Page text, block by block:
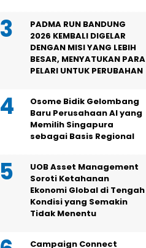
PADMA RUN BANDUNG
2026 KEMBALI DIGELAR
DENGAN MISI YANG LEBIH
BESAR, MENYATUKAN PARA
PELARI UNTUK PERUBAHAN
Osome Bidik Gelombang
Baru Perusahaan AI yang
Memilih Singapura
sebagai Basis Regional
UOB Asset Management
Soroti Ketahanan
Ekonomi Global di Tengah
Kondisi yang Semakin
Tidak Menentu
Campaign Connect